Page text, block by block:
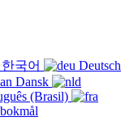
국어
Deutsch
Dansk
(Brasil)